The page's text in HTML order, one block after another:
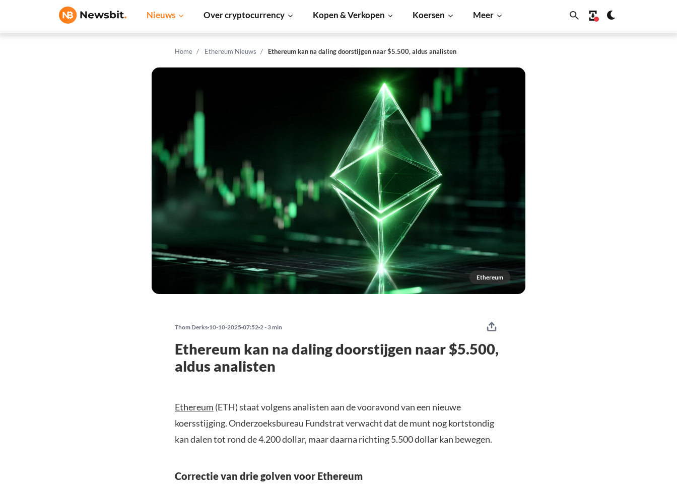
Nieuws Over cryptocurrency Kopen & Verkopen Koersen Meer
Home Ethereum Nieuws Ethereum kan na daling doorstijgen naar $5.500, aldus analisten
Ethereum
Thom Derks 10-10-2025 07:52 2 - 3 min
Ethereum kan na daling doorstijgen naar $5.500,
aldus analisten
Ethereum (ETH) staat volgens analisten aan de vooravond van een nieuwe
koersstijging. Onderzoeksbureau Fundstrat verwacht dat de munt nog kortstondig
kan dalen tot rond de 4.200 dollar, maar daarna richting 5.500 dollar kan bewegen.
Correctie van drie golven voor Ethereum